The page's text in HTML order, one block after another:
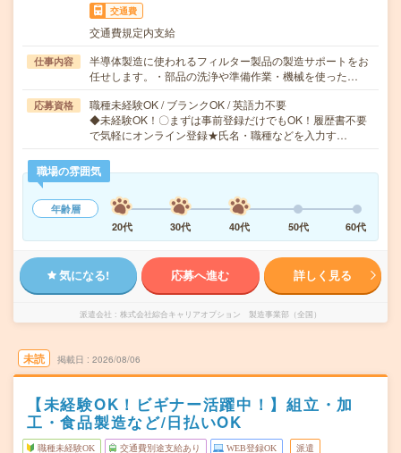
交通費
交通費規定内支給
仕事内容
半導体製造に使われるフィルター製品の製造サポートをお
任せします。・部品の洗浄や準備作業・機械を使った…
応募資格
職種未経験OK / ブランクOK / 英語力不要
◆未経験OK！〇まずは事前登録だけでもOK！履歴書不要
で気軽にオンライン登録★氏名・職種などを入力す…
職場の雰囲気
年齢層
20代
30代 40代 50代 60代
気になる! 応募へ進む 詳しく見る
派遣会社 株式会社綜合キャリアオプション 製造事業部（全国）
未読 掲載日 2026/08/06
【未経験OK！ビギナー活躍中！】組立・加
工・食品製造など/日払いOK
職種未経験OK 交通費別途支給あり WEB登録OK 派遣